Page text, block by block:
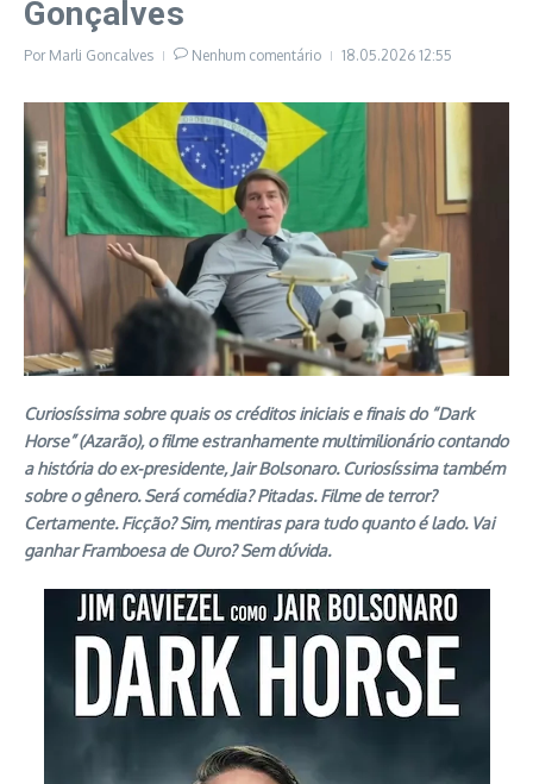
Gonçalves
Por Marli Goncalves Nenhum comentário 18.05.2026 12:55
Curiosíssima sobre quais os créditos iniciais e finais do “Dark
Horse” (Azarão), o filme estranhamente multimilionário contando
a história do ex-presidente, Jair Bolsonaro. Curiosíssima também
sobre o gênero. Será comédia? Pitadas. Filme de terror?
Certamente. Ficção? Sim, mentiras para tudo quanto é lado. Vai
ganhar Framboesa de Ouro? Sem dúvida.